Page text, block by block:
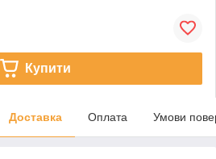
Купити
Доставка Оплата Умови